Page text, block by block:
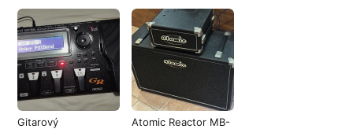
Gitarový
Atomic Reactor MB-